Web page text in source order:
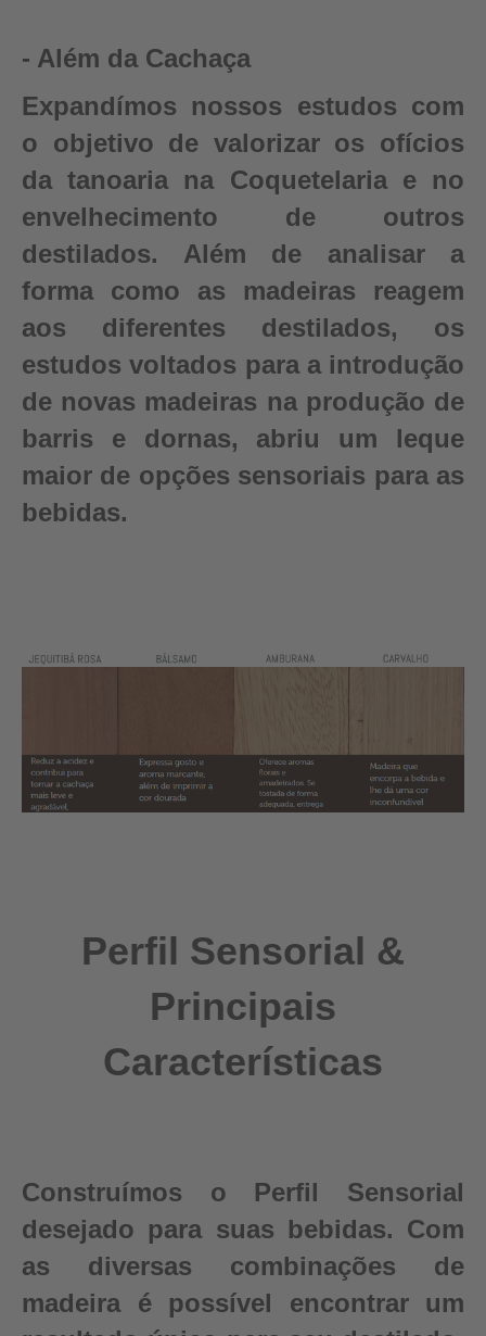
- Além da Cachaça
Expandímos nossos estudos com
o objetivo de valorizar os ofícios
da tanoaria na Coquetelaria e no
envelhecimento de outros
destilados. Além de analisar a
forma como as madeiras reagem
aos diferentes destilados, os
estudos voltados para a introdução
de novas madeiras na produção de
barris e dornas, abriu um leque
maior de opções sensoriais para as
bebidas.
Perfil Sensorial &
Principais
Características
Construímos o Perfil Sensorial
desejado para suas bebidas. Com
as diversas combinações de
madeira é possível encontrar um